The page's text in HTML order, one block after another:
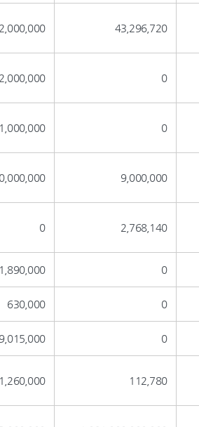
43,296,720
0
1,000,000 0
9,000,000
0 2,768,140
1,890,000 0
630,000 0
0
1,260,000 112,780